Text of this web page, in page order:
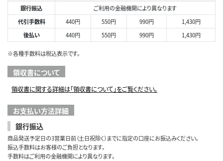
銀行振込
ご利用の金融機関により異なります
代引手数料
440円 550円 990円
1,430円
後払い
440円 550円 990円 1,430円
※各種手数料は税込表示です。
領収書について
領収書に関する詳細は「領収書について」をご覧ください。
お支払い方法詳細
銀行振込
商品発送予定日の3営業日前（土日祝除く）までに指定の口座にお振込みください。
振込手数料はお客様のご負担となります。
手数料はご利用の金融機関により異なります。